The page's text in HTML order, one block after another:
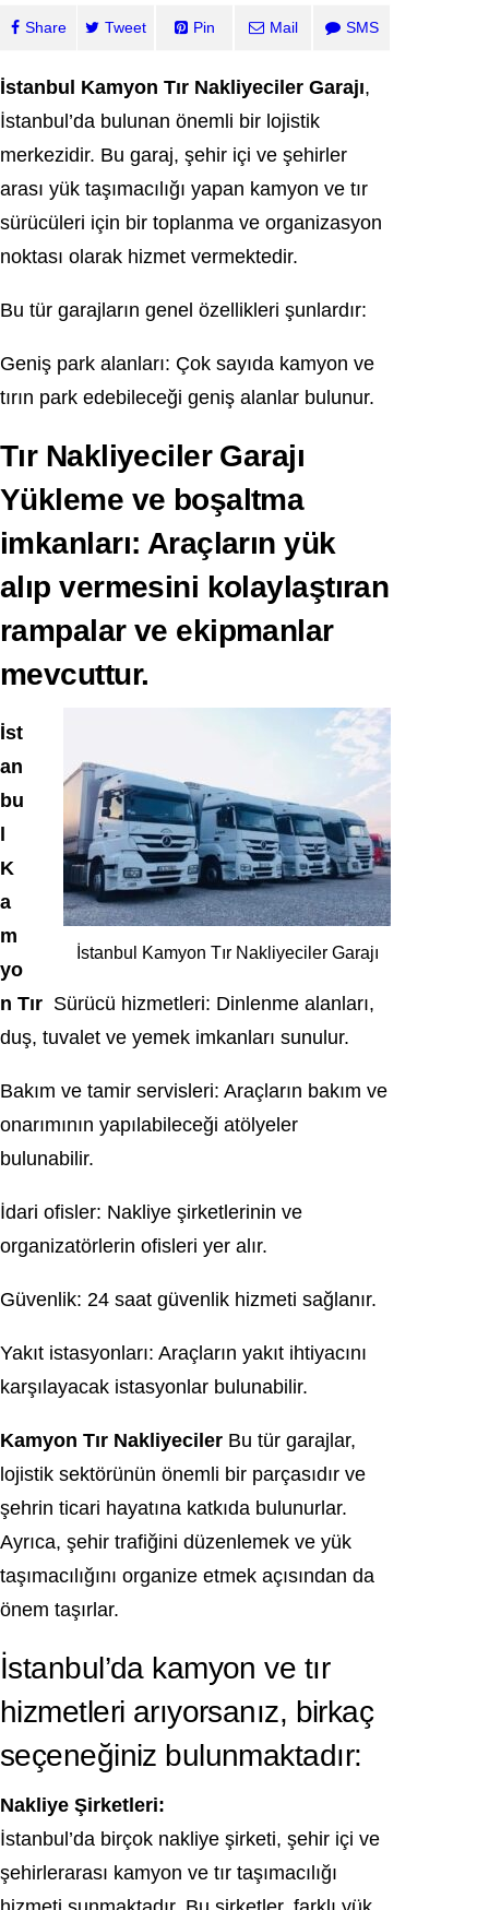
Share Tweet Pin Mail SMS
İstanbul Kamyon Tır Nakliyeciler Garajı,
İstanbul’da bulunan önemli bir lojistik
merkezidir. Bu garaj, şehir içi ve şehirler
arası yük taşımacılığı yapan kamyon ve tır
sürücüleri için bir toplanma ve organizasyon
noktası olarak hizmet vermektedir.
Bu tür garajların genel özellikleri şunlardır:
Geniş park alanları: Çok sayıda kamyon ve
tırın park edebileceği geniş alanlar bulunur.
Tır Nakliyeciler Garajı
Yükleme ve boşaltma
imkanları: Araçların yük
alıp vermesini kolaylaştıran
rampalar ve ekipmanlar
mevcuttur.
İstanbul Kamyon Tır Nakliyeciler Garajı
İst
an
bu
K
a
m
yo
n Tır Sürücü hizmetleri: Dinlenme alanları,
duş, tuvalet ve yemek imkanları sunulur.
Bakım ve tamir servisleri: Araçların bakım ve
onarımının yapılabileceği atölyeler
bulunabilir.
İdari ofisler: Nakliye şirketlerinin ve
organizatörlerin ofisleri yer alır.
Güvenlik: 24 saat güvenlik hizmeti sağlanır.
Yakıt istasyonları: Araçların yakıt ihtiyacını
karşılayacak istasyonlar bulunabilir.
Kamyon Tır Nakliyeciler Bu tür garajlar,
lojistik sektörünün önemli bir parçasıdır ve
şehrin ticari hayatına katkıda bulunurlar.
Ayrıca, şehir trafiğini düzenlemek ve yük
taşımacılığını organize etmek açısından da
önem taşırlar.
İstanbul’da kamyon ve tır
hizmetleri arıyorsanız, birkaç
seçeneğiniz bulunmaktadır:
Nakliye Şirketleri:
İstanbul’da birçok nakliye şirketi, şehir içi ve
şehirlerarası kamyon ve tır taşımacılığı